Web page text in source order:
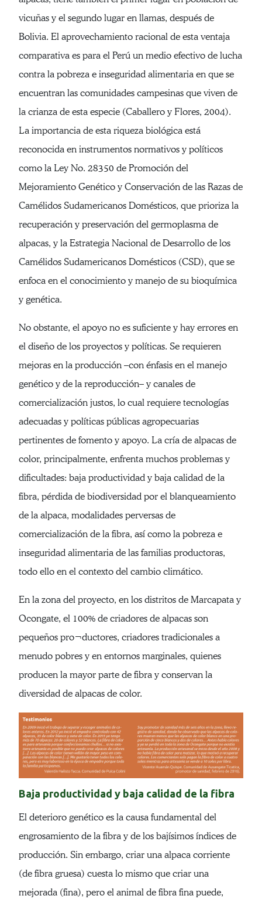
vicuñas y el segundo lugar en llamas, después de
Bolivia. El aprovechamiento racional de esta ventaja
comparativa es para el Perú un medio efectivo de lucha
contra la pobreza e inseguridad alimentaria en que se
encuentran las comunidades campesinas que viven de
la crianza de esta especie (Caballero y Flores, 2004).
La importancia de esta riqueza biológica está
reconocida en instrumentos normativos y políticos
como la Ley No. 28350 de Promoción del
Mejoramiento Genético y Conservación de las Razas de
Camélidos Sudamericanos Domésticos, que prioriza la
recuperación y preservación del germoplasma de
alpacas, y la Estrategia Nacional de Desarrollo de los
Camélidos Sudamericanos Domésticos (CSD), que se
enfoca en el conocimiento y manejo de su bioquímica
y genética.
No obstante, el apoyo no es suficiente y hay errores en
el diseño de los proyectos y políticas. Se requieren
mejoras en la producción –con énfasis en el manejo
genético y de la reproducción– y canales de
comercialización justos, lo cual requiere tecnologías
adecuadas y políticas públicas agropecuarias
pertinentes de fomento y apoyo. La cría de alpacas de
color, principalmente, enfrenta muchos problemas y
dificultades: baja productividad y baja calidad de la
fibra, pérdida de biodiversidad por el blanqueamiento
de la alpaca, modalidades perversas de
comercialización de la fibra, así como la pobreza e
inseguridad alimentaria de las familias productoras,
todo ello en el contexto del cambio climático.
En la zona del proyecto, en los distritos de Marcapata y
Ocongate, el 100% de criadores de alpacas son
pequeños pro¬ductores, criadores tradicionales a
menudo pobres y en entornos marginales, quienes
producen la mayor parte de fibra y conservan la
diversidad de alpacas de color.
Baja productividad y baja calidad de la fibra
El deterioro genético es la causa fundamental del
engrosamiento de la fibra y de los bajísimos índices de
producción. Sin embargo, criar una alpaca corriente
(de fibra gruesa) cuesta lo mismo que criar una
mejorada (fina), pero el animal de fibra fina puede,